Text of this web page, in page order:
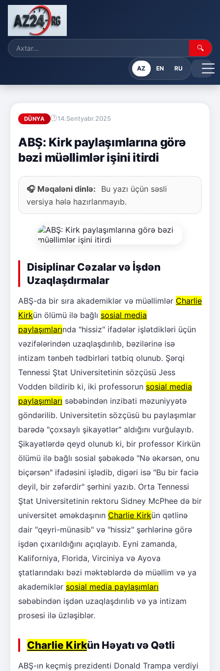
🔍
AZ EN RU
DÜNYA 14.Sentyabr.2025
ABŞ: Kirk paylaşımlarına görə
bəzi müəllimlər işini itirdi
🎧 Məqaləni dinlə:
Bu yazı üçün səsli
versiya hələ hazırlanmayıb.
Disiplinar Cəzalar və İşdən
Uzaqlaşdırmalar
ABŞ-da bir sıra akademiklər və müəllimlər Charlie
Kirkün ölümü ilə bağlı sosial media
paylaşımlarında "hissiz" ifadələr işlətdikləri üçün
vəzifələrindən uzaqlaşdırılıb, bəzilərinə isə
intizam tənbeh tədbirləri tətbiq olunub. Şərqi
Tennessi Ştat Universitetinin sözçüsü Jess
Vodden bildirib ki, iki professorun sosial media
paylaşımları səbəbindən inzibati məzuniyyətə
göndərilib. Universitetin sözçüsü bu paylaşımlar
barədə "çoxsaylı şikayətlər" aldığını vurğulayıb.
Şikayətlərdə qeyd olunub ki, bir professor Kirkün
ölümü ilə bağlı sosial şəbəkədə "Nə əkərsən, onu
biçərsən" ifadəsini işlədib, digəri isə "Bu bir faciə
deyil, bir zəfərdir" şərhini yazıb. Orta Tennessi
Ştat Universitetinin rektoru Sidney McPhee də bir
universitet əməkdaşının Charlie Kirkün qətlinə
dair "qeyri-münasib" və "hissiz" şərhlərinə görə
işdən çıxarıldığını açıqlayıb. Eyni zamanda,
Kaliforniya, Florida, Virciniya və Ayova
ştatlarındakı bəzi məktəblərdə də müəllim və ya
akademiklər sosial media paylaşımları
səbəbindən işdən uzaqlaşdırılıb və ya intizam
prosesi ilə üzləşiblər.
Charlie Kirkün Həyatı və Qətli
ABŞ-ın keçmiş prezidenti Donald Trampa verdiyi